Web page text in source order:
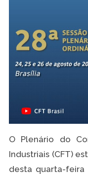
O Plenário do
Industriais (CFT)
desta quarta-feira